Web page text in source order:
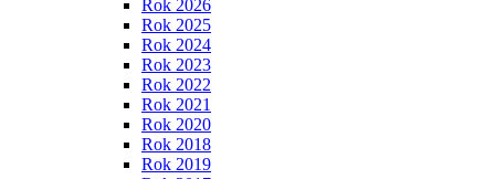
Rok 2026
Rok 2025
Rok 2024
Rok 2023
Rok 2022
Rok 2021
Rok 2020
Rok 2018
Rok 2019